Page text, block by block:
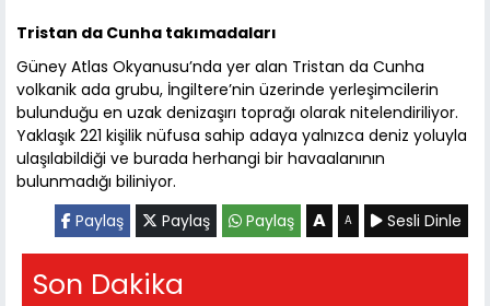
Tristan da Cunha takımadaları
Güney Atlas Okyanusu’nda yer alan Tristan da Cunha
volkanik ada grubu, İngiltere’nin üzerinde yerleşimcilerin
bulunduğu en uzak denizaşırı toprağı olarak nitelendiriliyor.
Yaklaşık 221 kişilik nüfusa sahip adaya yalnızca deniz yoluyla
ulaşılabildiği ve burada herhangi bir havaalanının
bulunmadığı biliniyor.
Paylaş
Paylaş Paylaş A A Sesli Dinle
Son Dakika